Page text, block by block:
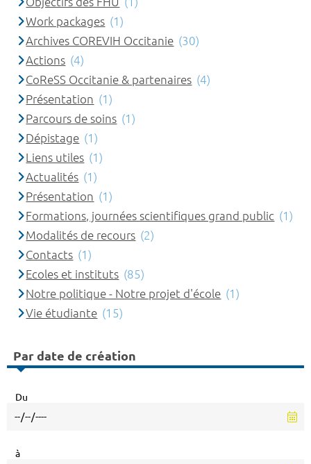
Work packages (1)
Archives COREVIH Occitanie (30)
Actions (4)
CoReSS Occitanie & partenaires (4)
Présentation (1)
Parcours de soins (1)
Dépistage (1)
Liens utiles (1)
Actualités (1)
Présentation (1)
Formations, journées scientifiques grand public (1)
Modalités de recours (2)
Contacts (1)
Ecoles et instituts (85)
Notre politique - Notre projet d'école (1)
Vie étudiante (15)
Par date de création
Du
à